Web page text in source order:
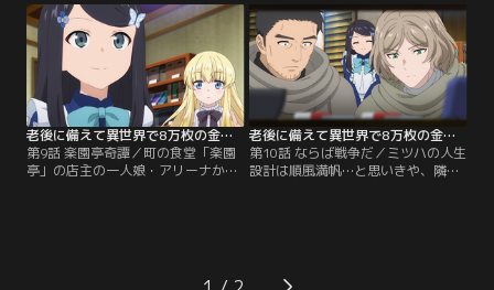
うもの。出発までの間、地球に転移
して旅に必要なグッズを調達してい
く----。そしていざ出発！ 所々でア
ウトドアグッズを披露し、ニーズを
リサーチするミツハ…。【提供：バ
ンダイチャンネル】
気づいたミツハは、助けに入って見
事サビーネを救出…そしてサビーネ
が国王の娘であることを知る。サビ
ーネの命の恩人として王城へ招待さ
れたミツハは、国王とのコネを得る
ことに成功する。【提供：バンダイ
チャンネル】
老後に備えて異世界で8万枚の金貨を貯めます 第09話
第9話 楽園亭奇譚／町の食堂「楽園
亭」の店主の一人娘・アリーナか
とで、一時的に経営を悪化させて借
老後に備えて異世界で8万枚の金貨を貯めます 第10話
第10話 ならば戦争だ／ミツハの人生
設計は順風満帆…と思いきや、隣国
関わるまいと一度は決めたミツハだ